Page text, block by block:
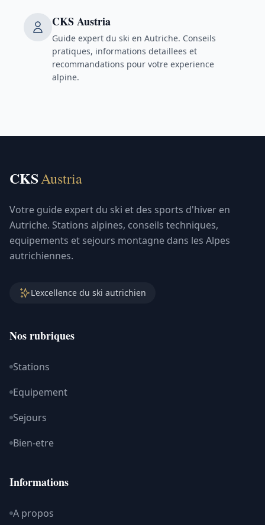
CKS Austria
Guide expert du ski en Autriche. Conseils
pratiques, informations detaillees et
recommandations pour votre experience
alpine.
CKSAustria
Votre guide expert du ski et des sports d'hiver en
Autriche. Stations alpines, conseils techniques,
equipements et sejours montagne dans les Alpes
autrichiennes.
L'excellence du ski autrichien
Nos rubriques
Stations
Equipement
Sejours
Bien-etre
Informations
A propos